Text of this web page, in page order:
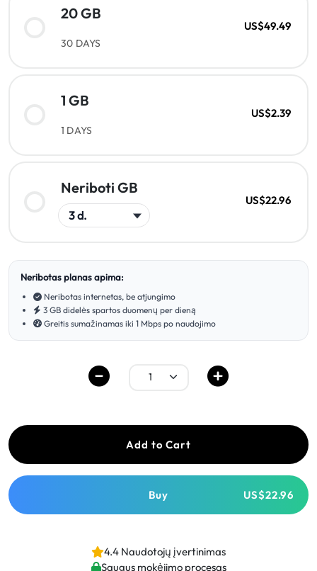
20 GB
30 DAYS
US$49.49
1 GB
1 DAYS
US$2.39
Neriboti GB
US$22.96
Neribotas planas apima:
Neribotas internetas, be atjungimo
3 GB didelės spartos duomenų per dieną
Greitis sumažinamas iki 1 Mbps po naudojimo
Add to Cart
Buy US$22.96
4.4 Naudotojų įvertinimas
Saugus mokėjimo procesas